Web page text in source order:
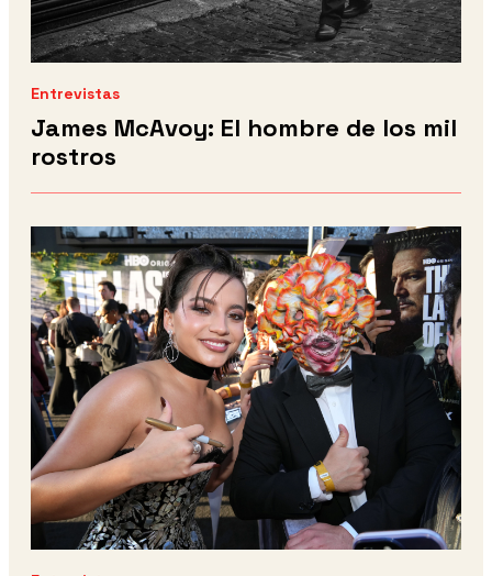
Entrevistas
James McAvoy: El hombre de los mil
rostros